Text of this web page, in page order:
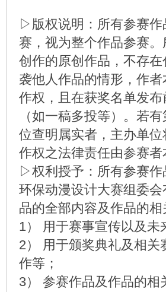
▷版权说明：所有参赛
赛，视为整个作品参赛
创作的原创作品，不存
袭他人作品的情形，作
作权，且在获奖名单发
（如一稿多投等）。若
位查明属实者，主办单
作权之法律责任由参赛
▷权利授予：所有参赛
环保动漫设计大赛组委
品的全部内容及作品的
1） 用于赛事宣传以及
2） 用于颁奖典礼及相
作等；
3） 参赛作品及作品的相